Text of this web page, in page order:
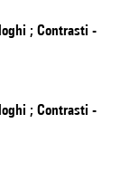
; Contrasti -
; Contrasti -